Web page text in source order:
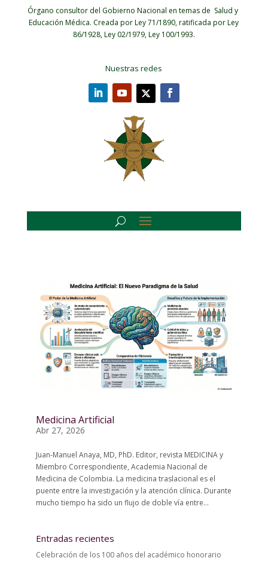
Órgano consultor del Gobierno Nacional en temas de Salud y
Educación Médica. Creada por Ley 71/1890, ratificada por Ley
86/1928, Ley 02/1979, Ley 100/1993.
Nuestras redes
Medicina Artificial
Abr 27, 2026
Juan-Manuel Anaya, MD, PhD. Editor, revista MEDICINA y
Miembro Correspondiente, Academia Nacional de
Medicina de Colombia. La medicina traslacional es el
puente entre la investigación y la atención clínica. Durante
mucho tiempo ha sido un flujo de doble vía entre...
Entradas recientes
Celebración de los 100 años del académico honorario